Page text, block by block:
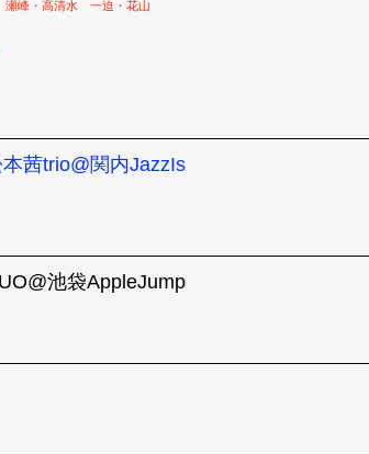
峰・高清水 一迫・花山
茜trio@関内JazzIs
池袋AppleJump